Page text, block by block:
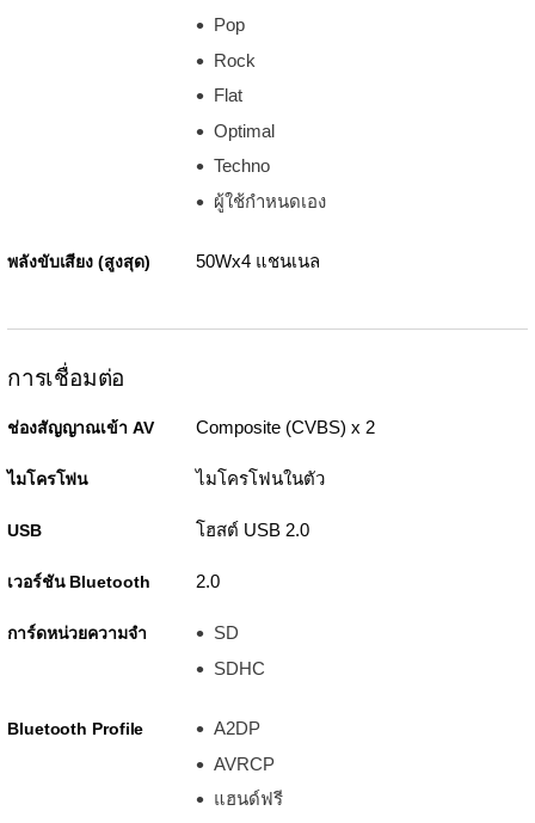
Pop
Rock
Flat
Optimal
Techno
ผู้ใช้กำหนดเอง
พลังขับเสียง (สูงสุด) 50Wx4 แชนเนล
การเชื่อมต่อ
ช่องสัญญาณเข้า AV Composite (CVBS) x 2
ไมโครโฟน ไมโครโฟนในตัว
USB โฮสต์ USB 2.0
เวอร์ชัน Bluetooth 2.0
การ์ดหน่วยความจำ
SD
SDHC
Bluetooth Profile
A2DP
AVRCP
แฮนด์ฟรี